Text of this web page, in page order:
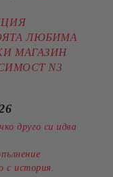
ЛЮБИМА
МАГАЗИН
N3
друго си идва
с история.